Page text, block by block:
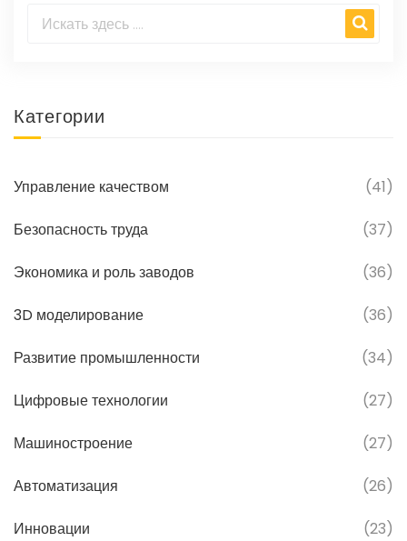
месте. Особое внимание уделяется простым
и создать рабочую атмосферу без риска для
жизни.
Категории
Управление качеством (41)
Безопасность труда (37)
Экономика и роль заводов (36)
3D моделирование (36)
Развитие промышленности (34)
Цифровые технологии (27)
Машиностроение (27)
Автоматизация (26)
Инновации (23)